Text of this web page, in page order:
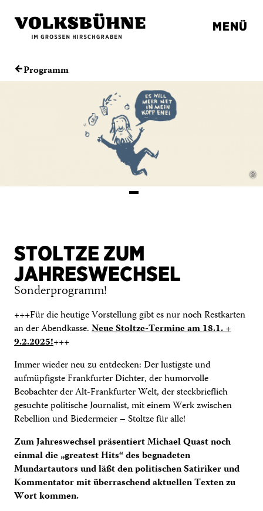
MENÜ
←Programm
©
STOLTZE ZUM
JAHRESWECHSEL
Sonderprogramm!
+++Für die heutige Vorstellung gibt es nur noch Restkarten
an der Abendkasse.Neue Stoltze-Termine am 18.1. +
9.2.2025!+++
Immer wieder neu zu entdecken: Der lustigste und
aufmüpfigste Frankfurter Dichter, der humorvolle
Beobachter der Alt-Frankfurter Welt, der steckbrieflich
gesuchte politische Journalist, mit einem Werk zwischen
Rebellion und Biedermeier – Stoltze für alle!
Zum Jahreswechsel präsentiert Michael Quast noch
einmal die „greatest Hits“ des begnadeten
Mundartautors und läßt den politischen Satiriker und
Kommentator mit überraschend aktuellen Texten zu
Wort kommen.